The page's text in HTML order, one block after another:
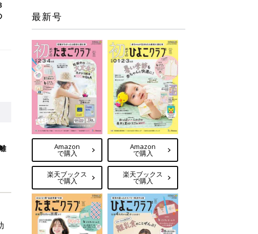
最新号
Amazon
で購入
楽天ブックス
で購入
Amazon
で購入
楽天ブックス
で購入